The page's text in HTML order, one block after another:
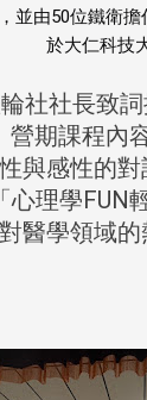
並由50位鐵衛
於大仁科技
社長致詞
期課程內
與感性的
理學FUN
醫學領域的